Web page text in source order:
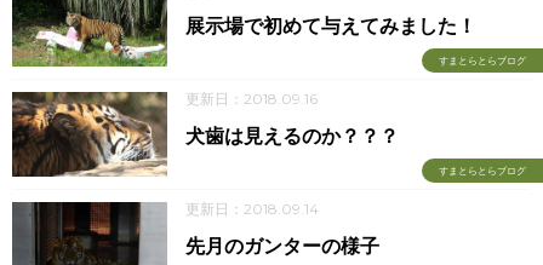
すまとらとらブログ
展示場で初めて与えてみました！
更新日：2018.09.16
すまとらとらブログ
犬歯は見えるのか？？？
更新日：2018.09.14
先月のガンターの様子